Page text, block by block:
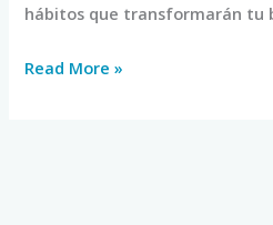
hábitos que transformarán tu
Read More »